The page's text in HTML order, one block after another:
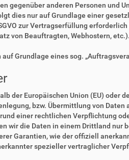
gegenüber anderen Personen
dies nur auf Grundlage einer
zur Vertragserfüllung
von Beauftragten, Webhostern, etc.).
Grundlage eines sog.
der Europäischen Union (EU) oder
bzw. Übermittlung von
einer rechtlichen Verpflichtung
wir die Daten in einem Drittland nur
Garantien, wie der offiziell
spezieller vertraglicher